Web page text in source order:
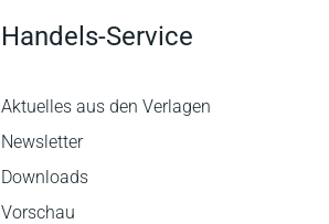
Handels-Service
Aktuelles aus den Verlagen
Newsletter
Downloads
Vorschau